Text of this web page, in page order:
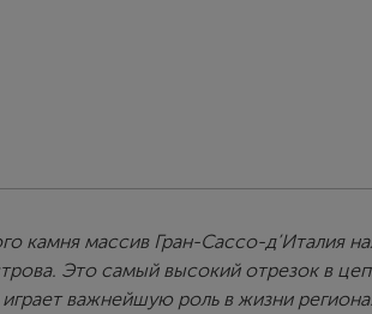
камня массив Гран-Сассо-д’Италия
Это самый высокий отрезок в
важнейшую роль в жизни